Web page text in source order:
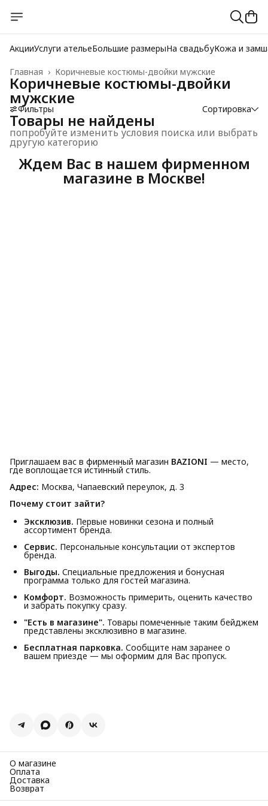
АкцииУслуги ательеБольшие размерыНа свадьбуКожа и
Коричневые костюмы-двойки мужские
Главная ›
Коричневые костюмы-двойки
мужские
Фильтры Сортировка
Товары не найдены
попробуйте изменить условия поиска или выбрать
другую категорию
Ждем Вас в нашем фирменном
магазине в Москве!
Приглашаем вас в фирменный магазин BAZIONI — место,
где воплощается истинный стиль.
Адрес: Москва, Чапаевский переулок, д. 3
Почему стоит зайти?
Эксклюзив. Первые новинки сезона и полный
ассортимент бренда.
Сервис. Персональные консультации от экспертов
бренда.
Выгоды. Специальные предложения и бонусная
программа только для гостей магазина.
Комфорт. Возможность примерить, оценить качество
и забрать покупку сразу.
"Есть в магазине". Товары помеченные таким бейджем
представлены эксклюзивно в магазине.
Бесплатная парковка. Сообщите нам заранее о
вашем приезде — мы оформим для Вас пропуск.
О магазине
Оплата
Доставка
Возврат